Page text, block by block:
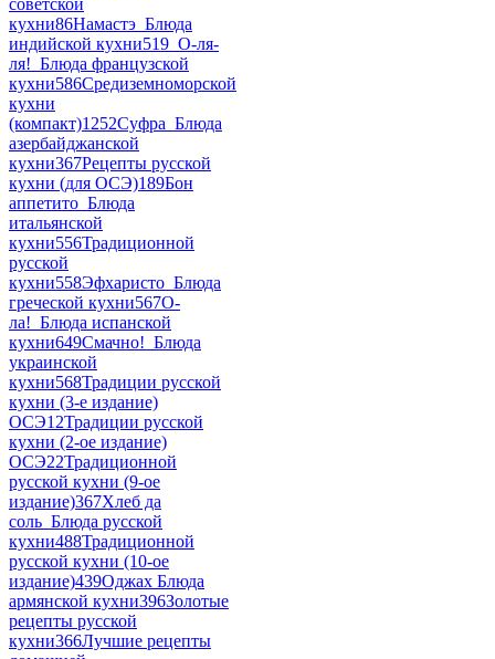
советской
кухни86Намастэ_Блюда
индийской кухни519 _О-ля-
ля!_Блюда французской
кухни586Средиземноморской
кухни
(компакт)1252Суфра_Блюда
азербайджанской
кухни367Рецепты русской
кухни (для ОСЭ)189Бон
аппетито_Блюда
итальянской
кухни556Традиционной
русской
кухни558Эфхаристо_Блюда
греческой кухни567О-
ла!_Блюда испанской
кухни649Смачно!_Блюда
украинской
кухни568Традиции русской
кухни (3-е издание)
ОСЭ12Традиции русской
кухни (2-ое издание)
ОСЭ22Традиционной
русской кухни (9-ое
издание)367Хлеб да
соль_Блюда русской
кухни488Традиционной
русской кухни (10-ое
издание)439Оджах Блюда
армянской кухни396Золотые
рецепты русской
кухни366Лучшие рецепты